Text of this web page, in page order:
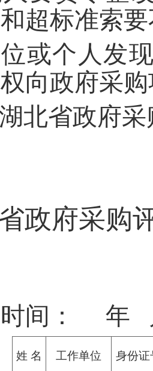
超标准索
或个人发
向政府采
北省政府
政府采购
间：
年
姓 名 工作单位 身份证